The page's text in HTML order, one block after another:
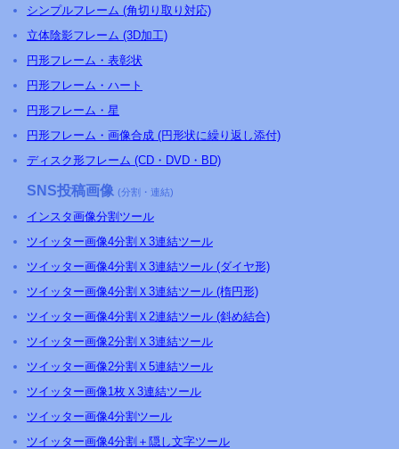
シンプルフレーム (角切り取り対応)
立体陰影フレーム (3D加工)
円形フレーム・表彰状
円形フレーム・ハート
円形フレーム・星
円形フレーム・画像合成 (円形状に繰り返し添付)
ディスク形フレーム (CD・DVD・BD)
SNS投稿画像 (分割・連結)
インスタ画像分割ツール
ツイッター画像4分割Ｘ3連結ツール
ツイッター画像4分割Ｘ3連結ツール (ダイヤ形)
ツイッター画像4分割Ｘ3連結ツール (楕円形)
ツイッター画像4分割Ｘ2連結ツール (斜め結合)
ツイッター画像2分割Ｘ3連結ツール
ツイッター画像2分割Ｘ5連結ツール
ツイッター画像1枚Ｘ3連結ツール
ツイッター画像4分割ツール
ツイッター画像4分割＋隠し文字ツール